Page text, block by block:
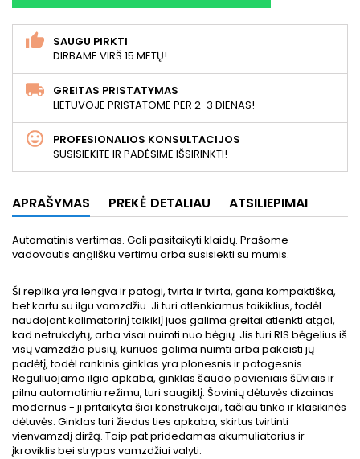
SAUGU PIRKTI
DIRBAME VIRŠ 15 METŲ!
GREITAS PRISTATYMAS
LIETUVOJE PRISTATOME PER 2-3 DIENAS!
PROFESIONALIOS KONSULTACIJOS
SUSISIEKITE IR PADĖSIME IŠSIRINKTI!
APRAŠYMAS PREKĖ DETALIAU ATSILIEPIMAI
Automatinis vertimas. Gali pasitaikyti klaidų. Prašome
vadovautis anglišku vertimu arba susisiekti su mumis.
Ši replika yra lengva ir patogi, tvirta ir tvirta, gana kompaktiška,
bet kartu su ilgu vamzdžiu. Ji turi atlenkiamus taikiklius, todėl
naudojant kolimatorinį taikiklį juos galima greitai atlenkti atgal,
kad netrukdytų, arba visai nuimti nuo bėgių. Jis turi RIS bėgelius iš
visų vamzdžio pusių, kuriuos galima nuimti arba pakeisti jų
padėtį, todėl rankinis ginklas yra plonesnis ir patogesnis.
Reguliuojamo ilgio apkaba, ginklas šaudo pavieniais šūviais ir
pilnu automatiniu režimu, turi saugiklį. Šovinių dėtuvės dizainas
modernus - ji pritaikyta šiai konstrukcijai, tačiau tinka ir klasikinės
dėtuvės. Ginklas turi žiedus ties apkaba, skirtus tvirtinti
vienvamzdį diržą. Taip pat pridedamas akumuliatorius ir
įkroviklis bei strypas vamzdžiui valyti.